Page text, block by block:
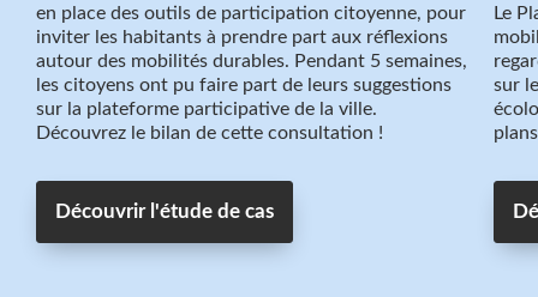
en place des outils de participation citoyenne, pour
inviter les habitants à prendre part aux réflexions
autour des mobilités durables. Pendant 5 semaines,
les citoyens ont pu faire part de leurs suggestions
sur la plateforme participative de la ville.
Découvrez le bilan de cette consultation !
Découvrir l'étude de cas
Le
sur